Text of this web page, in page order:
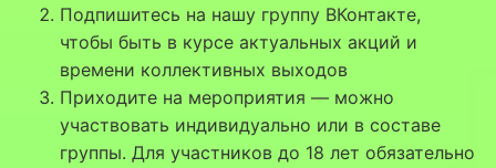
Подпишитесь на нашу группу ВКонтакте,
чтобы быть в курсе актуальных акций и
времени коллективных выходов
Приходите на мероприятия — можно
участвовать индивидуально или в составе
группы. Для участников до 18 лет обязательно